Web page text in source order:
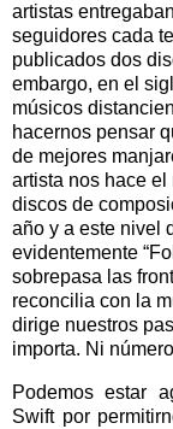
artistas
seguidores cada
publicados dos
embargo, en el
músicos
hacernos pensar
de mejores
artista nos hace
discos de
año y a este nivel
evidentemente
sobrepasa las
reconcilia con la
dirige nuestros
importa. Ni
Podemos estar
Swift por